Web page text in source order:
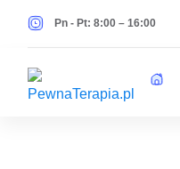
Pn - Pt: 8:00 – 16:00